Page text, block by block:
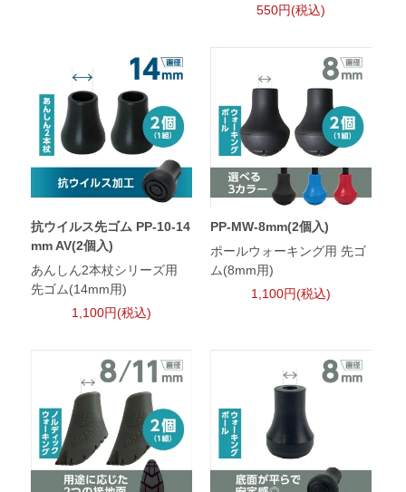
550円(税込)
抗ウイルス先ゴム PP-10-14
mm AV(2個入)
あんしん2本杖シリーズ用
先ゴム(14mm用)
1,100円(税込)
PP-MW-8mm(2個入)
ポールウォーキング用 先ゴ
ム(8mm用)
1,100円(税込)